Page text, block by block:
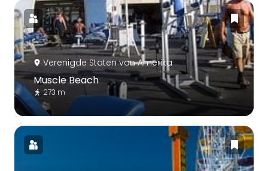
Verenigde Staten van Amerika
Muscle Beach
273 m